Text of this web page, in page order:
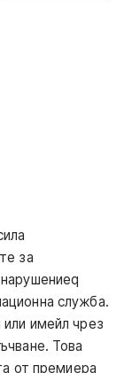
за
служба.
имейл чрез
Това
от премиера